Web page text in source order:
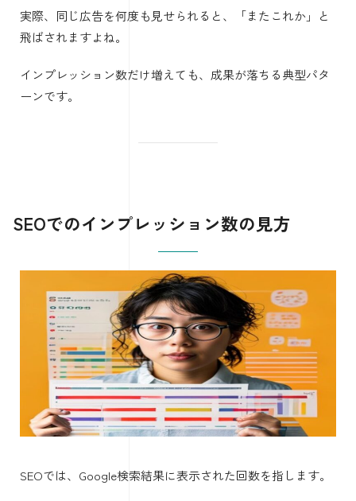
実際、同じ広告を何度も見せられると、「またこれか」と
飛ばされますよね。
インプレッション数だけ増えても、成果が落ちる典型パタ
ーンです。
SEOでのインプレッション数の見方
SEOでは、Google検索結果に表示された回数を指します。